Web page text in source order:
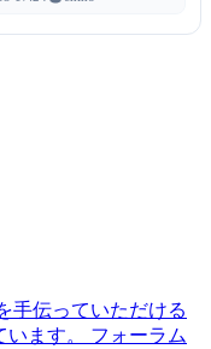
手伝っていただける
ます。
フォーラム